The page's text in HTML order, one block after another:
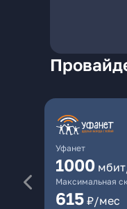
Уфанет
1000
Максимальная
615 ₽/мес